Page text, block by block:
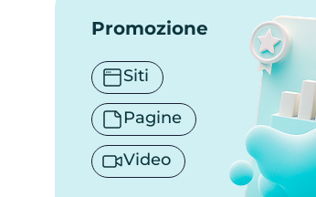
Promozione
Siti
Pagine
Video